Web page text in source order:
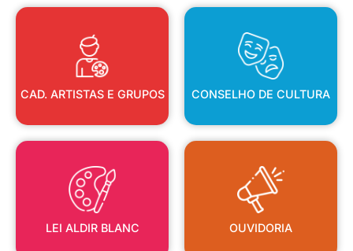
CAD. ARTISTAS E GRUPOS
CAD. ARTISTAS E GRUPOS
CONSELHO DE CULTURA
CONSELHO DE CULTURA
LEI ALDIR BLANC
LEI ALDIR BLANC
OUVIDORIA
OUVIDORIA